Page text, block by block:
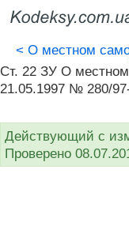
< О местном
Ст. 22 ЗУ О
21.05.1997 № 280/
Действующий с
Проверено